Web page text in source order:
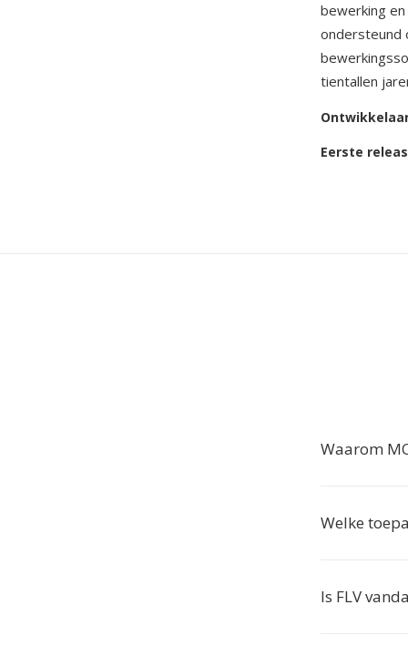
bewerking
ondersteund
tientallen
Eerste
Waarom
Welke
Is FLV